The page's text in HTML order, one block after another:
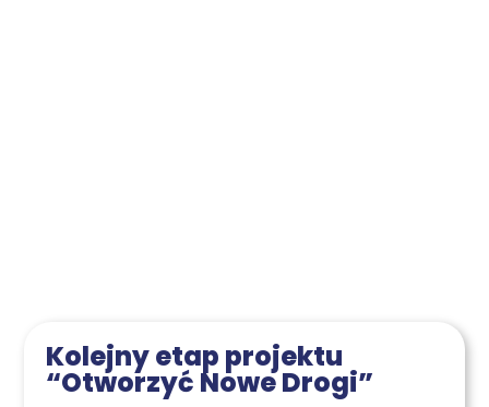
Kolej­ny etap pro­jek­tu
“Otwo­rzyć Nowe Drogi”